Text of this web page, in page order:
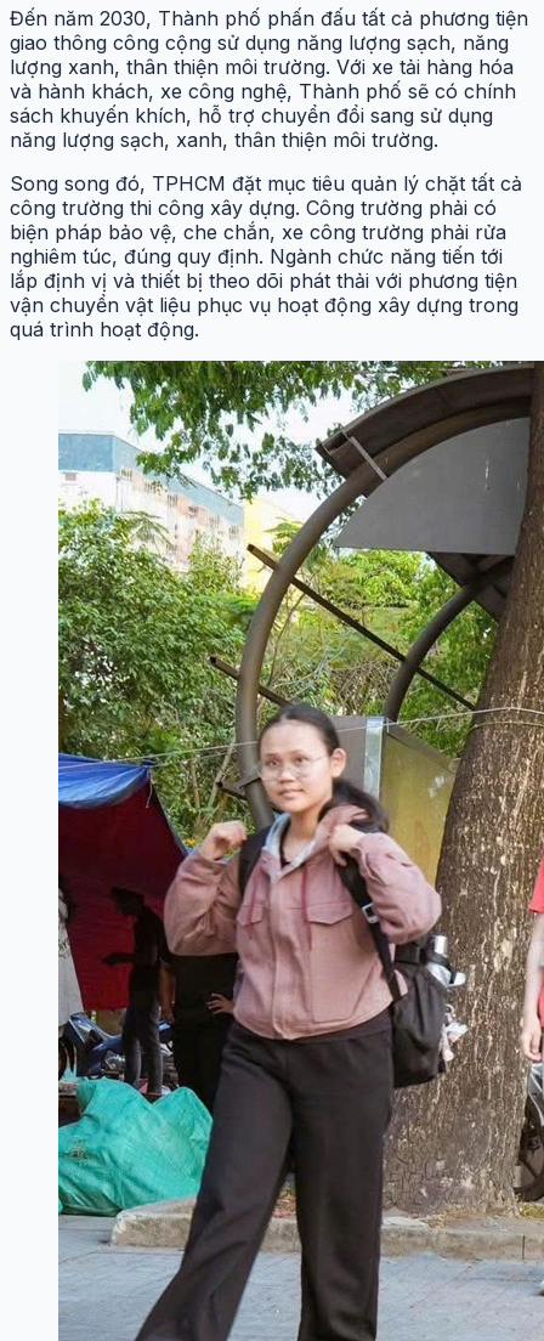
Đến năm 2030, Thành phố phấn đấu tất cả phương tiện
giao thông công cộng sử dụng năng lượng sạch, năng
lượng xanh, thân thiện môi trường. Với xe tải hàng hóa
và hành khách, xe công nghệ, Thành phố sẽ có chính
sách khuyến khích, hỗ trợ chuyển đổi sang sử dụng
năng lượng sạch, xanh, thân thiện môi trường.
Song song đó, TPHCM đặt mục tiêu quản lý chặt tất cả
công trường thi công xây dựng. Công trường phải có
biện pháp bảo vệ, che chắn, xe công trường phải rửa
nghiêm túc, đúng quy định. Ngành chức năng tiến tới
lắp định vị và thiết bị theo dõi phát thải với phương tiện
vận chuyển vật liệu phục vụ hoạt động xây dựng trong
quá trình hoạt động.